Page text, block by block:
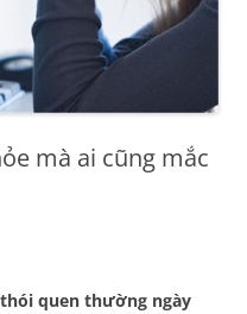
mà ai cũng mắc
quen thường ngày